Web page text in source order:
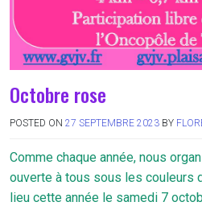
Octobre rose
POSTED ON 27 SEPTEMBRE 2023 BY
Comme chaque année, nous
ouverte à tous sous les couleurs
lieu cette année le samedi 7